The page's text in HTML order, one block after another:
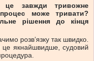
завжди тривожне
може тривати?
рішення до кінця
розв’язку так швидко.
це якнайшвидше, судовий